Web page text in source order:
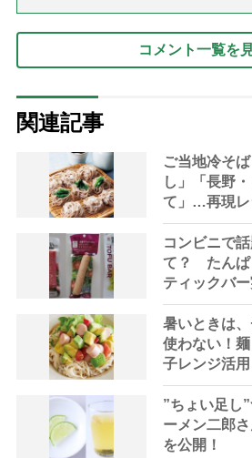
コメント一覧を
関連記事
ご当地冷そ
し」「長野
て」…再現レ
い食材で」
コンビニで
て？ たんぱ
ティックバ
暑いときは
使わない！
子レンジ活用
”ちょい足し
ーメン二郎
を公開！